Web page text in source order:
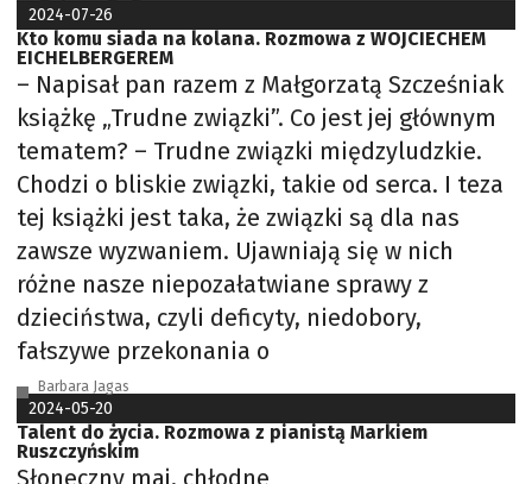
2024-07-26
Kto komu siada na kolana. Rozmowa z WOJCIECHEM
EICHELBERGEREM
– Napisał pan razem z Małgorzatą Szcześniak
książkę „Trudne związki”. Co jest jej głównym
tematem? – Trudne związki międzyludzkie.
Chodzi o bliskie związki, takie od serca. I teza
tej książki jest taka, że związki są dla nas
zawsze wyzwaniem. Ujawniają się w nich
różne nasze niepozałatwiane sprawy z
dzieciństwa, czyli deficyty, niedobory,
fałszywe przekonania o
Barbara Jagas
2024-05-20
Talent do życia. Rozmowa z pianistą Markiem
Ruszczyńskim
Słoneczny maj, chłodne